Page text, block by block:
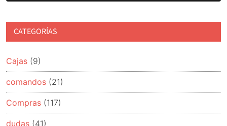
CATEGORÍAS
Cajas (9)
comandos (21)
Compras (117)
dudas (41)